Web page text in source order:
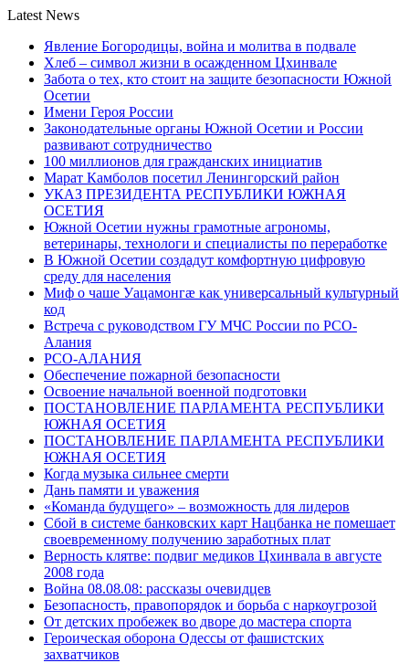
Latest News
Явление Богородицы, война и молитва в подвале
Хлеб – символ жизни в осажденном Цхинвале
Забота о тех, кто стоит на защите безопасности Южной
Осетии
Имени Героя России
Законодательные органы Южной Осетии и России
развивают сотрудничество
100 миллионов для гражданских инициатив
Марат Камболов посетил Ленингорский район
УКАЗ ПРЕЗИДЕНТА РЕСПУБЛИКИ ЮЖНАЯ
ОСЕТИЯ
Южной Осетии нужны грамотные агрономы,
ветеринары, технологи и специалисты по переработке
В Южной Осетии создадут комфортную цифровую
среду для населения
Миф о чаше Уацамонгæ как универсальный культурный
код
Встреча с руководством ГУ МЧС России по РСО-
Алания
РСО-АЛАНИЯ
Обеспечение пожарной безопасности
Освоение начальной военной подготовки
ПОСТАНОВЛЕНИЕ ПАРЛАМЕНТА РЕСПУБЛИКИ
ЮЖНАЯ ОСЕТИЯ
ПОСТАНОВЛЕНИЕ ПАРЛАМЕНТА РЕСПУБЛИКИ
ЮЖНАЯ ОСЕТИЯ
Когда музыка сильнее смерти
Дань памяти и уважения
«Команда будущего» – возможность для лидеров
Сбой в системе банковских карт Нацбанка не помешает
своевременному получению заработных плат
Верность клятве: подвиг медиков Цхинвала в августе
2008 года
Война 08.08.08: рассказы очевидцев
Безопасность, правопорядок и борьба с наркоугрозой
От детских пробежек во дворе до мастера спорта
Героическая оборона Одессы от фашистских
захватчиков